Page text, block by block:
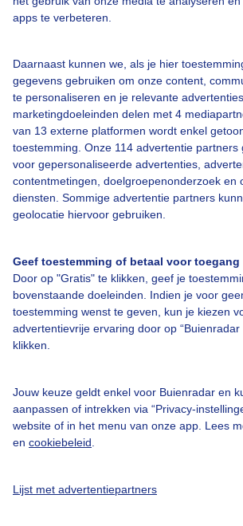
apps te verbeteren.
Daarnaast kunnen we, als je hier
gegevens gebruiken om onze content,
te personaliseren en je relevante
marketingdoeleinden delen met 4
van 13 externe platformen wordt enkel
toestemming. Onze 114 advertentie partners
voor gepersonaliseerde advertenties,
contentmetingen, doelgroepenonderzoek en
diensten. Sommige advertentie partners
geolocatie hiervoor gebruiken.
Geef toestemming of betaal voor toegang
Door op "Gratis" te klikken, geef je
bovenstaande doeleinden. Indien je voor
toestemming wenst te geven, kun je kiezen
advertentievrije ervaring door op “Buienradar
klikken.
Jouw keuze geldt enkel voor Buienradar en
aanpassen of intrekken via “Privacy-
website of in het menu van onze app. Lees
en cookiebeleid
Lijst met advertentiepartners
Een moment geduld aub...
Bedrijfsgegevens
Veelgestelde vragen
Contact
Adverteren
Buienradar Team
Cookie beleid